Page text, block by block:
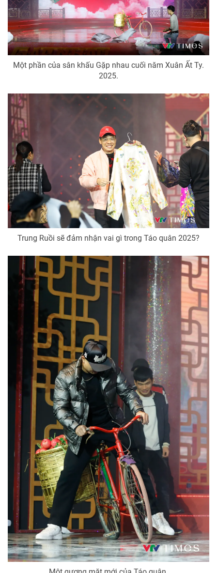
VTV Sức khoẻ Bất động sản
Thị trường 24h Tấm lòng Việt
Vươn mình bằng AI
VTV9 VTV8
Liên hệ tòa soạn English
THỜI BÁO VTV
Cơ quan chủ quản:Đài Truyền hình Việt Nam
Cơ quan báo chí:Thời báo VTV
Giấy phép hoạt động báo in và báo điện tử số 483/GP-BTTTT
cấp ngày 29/12/2023
Tổng Biên tập:
Phó Tổng Biên tập:
Nguyễn Thị Mỹ Hạnh, Phạm Quốc Thắng,
Nguyễn Trọng Ninh
Tổng đài VTV:
024.38 355 931 - 024.38 355 932
Ðiện thoại Thời báo VTV:024.66 897 897
Email:
toasoan@vtv.vn
Liên hệ quảng cáo:024-7300.7108
® Cấm sao chép dưới mọi hình thức nếu không có sự chấp
thuận bằng văn bản. Ghi rõ nguồn VTV.vn khi phát hành lại
thông tin từ website này.
Một phần của sân khấu Gặp nhau cuối năm Xuân Ất Ty.
2025.
Trung Ruồi sẽ đảm nhận vai gì trong Táo quân 2025?